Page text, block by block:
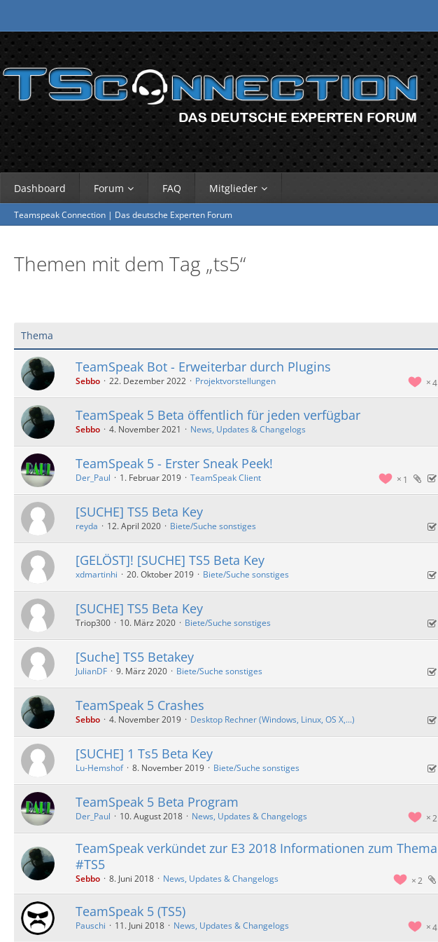
Dashboard Forum FAQ Mitglieder
Teamspeak Connection | Das deutsche Experten Forum
Themen mit dem Tag „ts5“
Thema
TeamSpeak Bot - Erweiterbar durch Plugins
4
Sebbo 22. Dezember 2022 Projektvorstellungen
TeamSpeak 5 Beta öffentlich für jeden verfügbar
Sebbo 4. November 2021 News, Updates & Changelogs
TeamSpeak 5 - Erster Sneak Peek!
1
Der_Paul 1. Februar 2019 TeamSpeak Client
[SUCHE] TS5 Beta Key
reyda 12. April 2020 Biete/Suche sonstiges
[GELÖST]! [SUCHE] TS5 Beta Key
xdmartinhi 20. Oktober 2019 Biete/Suche sonstiges
[SUCHE] TS5 Beta Key
Triop300 10. März 2020 Biete/Suche sonstiges
[Suche] TS5 Betakey
JulianDF 9. März 2020 Biete/Suche sonstiges
TeamSpeak 5 Crashes
Sebbo 4. November 2019 Desktop Rechner (Windows, Linux, OS X,...)
[SUCHE] 1 Ts5 Beta Key
Lu-Hemshof 8. November 2019 Biete/Suche sonstiges
TeamSpeak 5 Beta Program
2
Der_Paul 10. August 2018 News, Updates & Changelogs
TeamSpeak verkündet zur E3 2018 Informationen zum Thema
#TS5
2
Sebbo 8. Juni 2018 News, Updates & Changelogs
TeamSpeak 5 (TS5)
4
Pauschi 11. Juni 2018 News, Updates & Changelogs